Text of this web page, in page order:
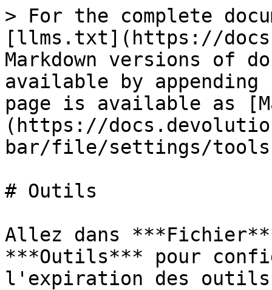
> For the complete
[llms.txt](https://
Markdown versions of
available by
page is available as
(https://
bar/file/settings/
# Outils
Allez dans
***Outils*** pour
l'expiration des